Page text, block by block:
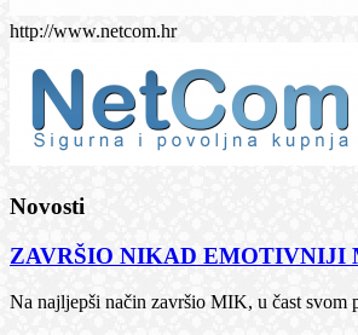
http://www.netcom.hr
Novosti
ZAVRŠIO NIKAD EMOTIVNIJI
Na najljepši način završio MIK, u čast svom